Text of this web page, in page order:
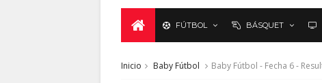
FÚTBOL BÁSQUET
Inicio Baby Fútbol Baby Fútbol - Fecha 6 -